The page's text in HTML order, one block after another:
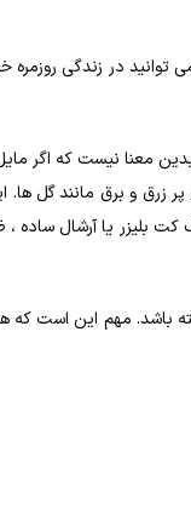
توانید در زندگی
بدین معنا نیست که اگر
زرق و برق مانند گل
بلیزر یا آرشال ساده
پذیرتر هستند. تعداد آیتمها تعداد مشخصی ندارند. یک کمد